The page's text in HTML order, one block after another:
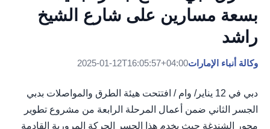
بسعة مسارين على شارع الشيخ
راشد
وكالة أنباء الإمارات2025-01-12T16:05:57+04:00
دبي في 12 يناير/ وام / افتتحت هيئة الطرق والمواصلات بدبي
الجسر الثاني ضمن أعمال المرحلة الرابعة من مشروع تطوير
محور الشندغة حيث يخدم هذا الجسر الحركة المرورية القادمة